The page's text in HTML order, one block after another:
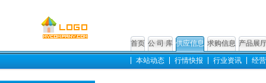
首页 公 司 库 供应信息 求购信息 产品展
本站动态 行情快报 行业资讯 经